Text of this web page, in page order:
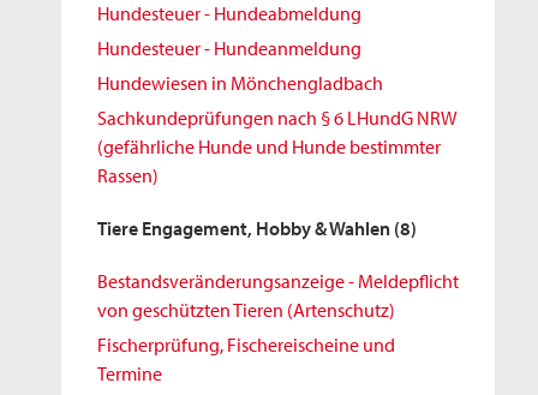
Hundesteuer - Hundeabmeldung
Hundesteuer - Hundeanmeldung
Hundewiesen in Mönchengladbach
Sachkundeprüfungen nach § 6 LHundG NRW
(gefährliche Hunde und Hunde bestimmter
Rassen)
Tiere Engagement, Hobby & Wahlen (8)
Bestandsveränderungsanzeige - Meldepflicht
von geschützten Tieren (Artenschutz)
Fischerprüfung, Fischereischeine und
Termine